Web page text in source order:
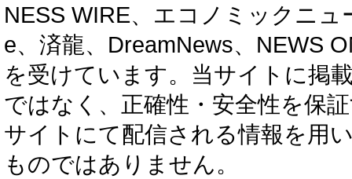
NESS WIRE、エコノミックニ
e、済龍、DreamNews、NEWS
を受けています。当サイトに掲
ではなく、正確性・安全性を保
サイトにて配信される情報を用
ものではありません。